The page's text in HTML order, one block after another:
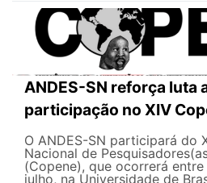
ANDES-SN reforça luta
participação no XIV
O ANDES-SN participará do
Nacional de
(Copene), que ocorrerá
julho, na Universidade de